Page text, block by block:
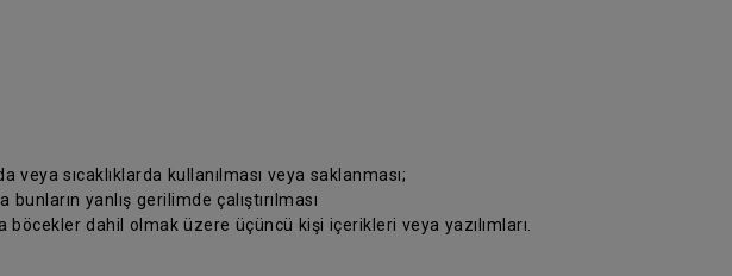
sıcaklıklarda kullanılması veya saklanması;
yanlış gerilimde çalıştırılması
dahil olmak üzere üçüncü kişi içerikleri veya yazılımları.